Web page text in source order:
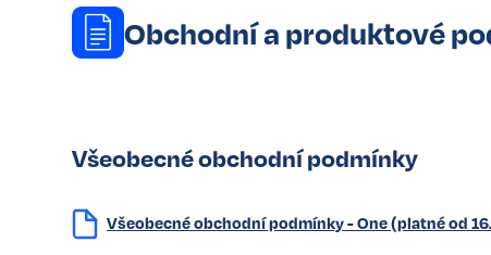
Obchodní a produktové
Všeobecné obchodní podmínky
Všeobecné obchodní podmínky - One (platné od